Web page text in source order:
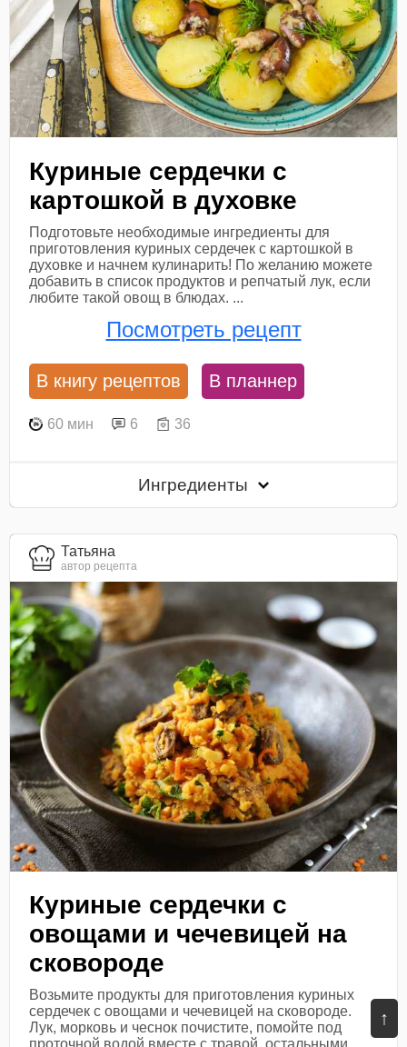
↑
Куриные сердечки с
картошкой в духовке
Подготовьте необходимые ингредиенты для
приготовления куриных сердечек с картошкой в
духовке и начнем кулинарить! По желанию можете
добавить в список продуктов и репчатый лук, если
любите такой овощ в блюдах. ...
Посмотреть рецепт
В книгу рецептов В планнер
60 мин 6 36
Ингредиенты
Татьяна
автор рецепта
Куриные сердечки с
овощами и чечевицей на
сковороде
Возьмите продукты для приготовления куриных
сердечек с овощами и чечевицей на сковороде.
Лук, морковь и чеснок почистите, помойте под